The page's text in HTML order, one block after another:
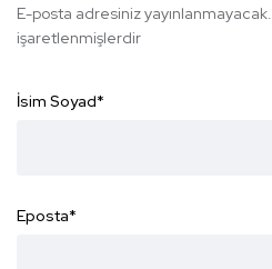
E-posta adresiniz yayınlanmayacak.
işaretlenmişlerdir
İsim Soyad*
Eposta*